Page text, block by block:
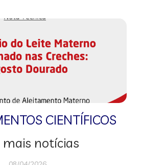
CIENTÍFICOS
mais notícias